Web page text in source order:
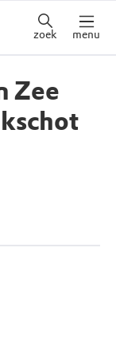
zoek menu
Zee